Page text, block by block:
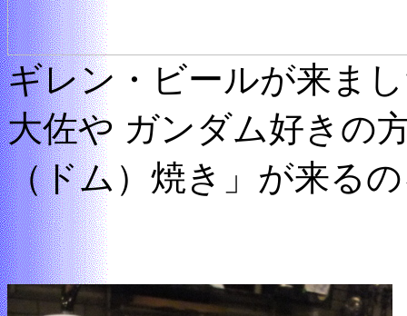
ギレン・ビールが来ま
大佐や ガンダム好きの
（ドム）焼き」が来る